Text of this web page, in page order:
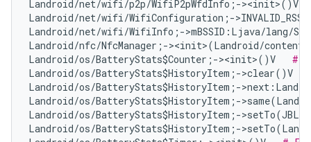
Landroid/net/wifi/p2p/WifiP2pWfdInfo;-
Landroid/net/wifi/WifiConfiguration;-
Landroid/net/wifi/WifiInfo;->mBSSID:Ljava/
Landroid/nfc/NfcManager;-><init>(Landroid/
Landroid/os/BatteryStats$Counter;-><init>()V #
Landroid/os/BatteryStats$HistoryItem;->clear()V
Landroid/os/BatteryStats$HistoryItem;-
Landroid/os/BatteryStats$HistoryItem;-
Landroid/os/BatteryStats$HistoryItem;-
Landroid/os/BatteryStats$HistoryItem;-